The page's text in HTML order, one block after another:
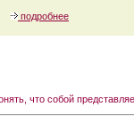
подробнее
что собой